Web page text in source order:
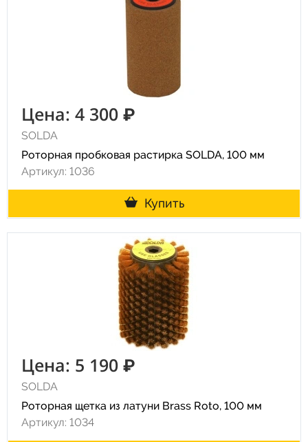
Цена: 4 300 ₽
SOLDA
Роторная пробковая растирка SOLDA, 100 мм
Артикул: 1036
Купить
Цена: 5 190 ₽
SOLDA
Роторная щетка из латуни Brass Roto, 100 мм
Артикул: 1034